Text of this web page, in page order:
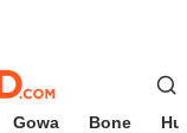
Gowa Bone